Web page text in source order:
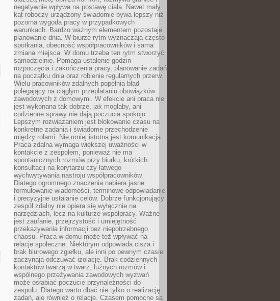
negatywnie wpływa na postawę ciała. Nawet mały
kąt roboczy urządzony świadomie bywa lepszy niż
pozorna wygoda pracy w przypadkowych
warunkach. Bardzo ważnym elementem pozostaje
planowanie dnia. W biurze rytm wyznaczają często
spotkania, obecność współpracowników i sama
zmiana miejsca. W domu trzeba ten rytm stworzyć
samodzielnie. Pomaga ustalenie godzin
rozpoczęcia i zakończenia pracy, planowanie zadań
na początku dnia oraz robienie regularnych przerw.
Wielu pracowników zdalnych popełnia błąd
polegający na ciągłym przeplataniu obowiązków
zawodowych z domowymi. W efekcie ani praca nie
jest wykonana tak dobrze, jak mogłaby, ani
codzienne sprawy nie dają poczucia spokoju.
Lepszym rozwiązaniem jest blokowanie czasu na
konkretne zadania i świadome przechodzenie
między rolami. Nie mniej istotna jest komunikacja.
Praca zdalna wymaga większej uważności w
kontakcie z zespołem, ponieważ nie ma
spontanicznych rozmów przy biurku, krótkich
konsultacji na korytarzu czy łatwego
wychwytywania nastroju współpracowników.
Dlatego ogromnego znaczenia nabiera jasne
formułowanie wiadomości, terminowe odpowiadanie
i precyzyjne ustalanie celów. Dobrze funkcjonujący
zespół zdalny nie opiera się wyłącznie na
narzędziach, lecz na kulturze współpracy. Ważne
jest zaufanie, przejrzystość i umiejętność
przekazywania informacji bez niepotrzebnego
chaosu. Praca w domu może też wpływać na
relacje społeczne. Niektórym odpowiada cisza i
brak biurowego zgiełku, ale inni po pewnym czasie
zaczynają odczuwać izolację. Brak codziennych
kontaktów twarzą w twarz, luźnych rozmów i
wspólnego przeżywania zawodowych wyzwań
może osłabiać poczucie przynależności do
zespołu. Dlatego warto dbać nie tylko o realizację
zadań, ale również o relacje. Czasem pomocne są